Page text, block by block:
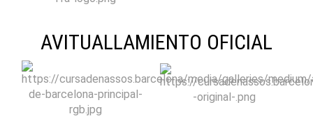
AVITUALLAMIENTO OFICIAL